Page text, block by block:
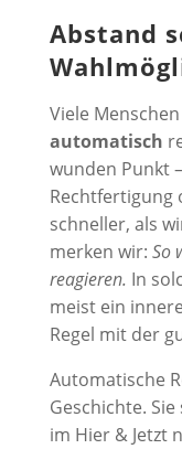
Abstand
Viele
automatisch
wunden Punkt
Rechtfertigung
schneller, als
merken wir: So
reagieren. In
meist ein
Regel mit der
Automatische
Geschichte.
im Hier & Jetzt